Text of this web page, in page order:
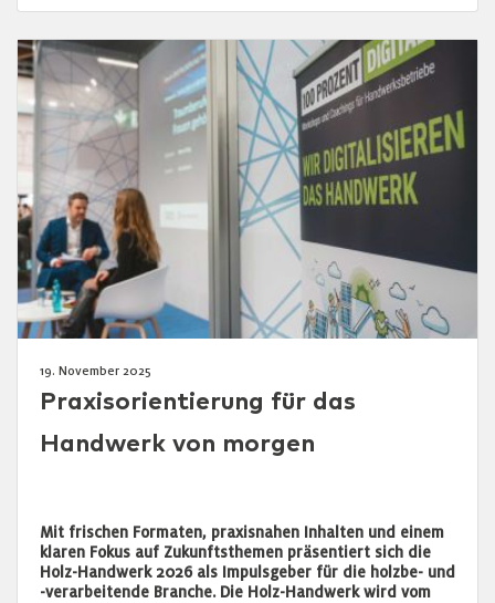
19. November 2025
Praxisorientierung für das
Handwerk von morgen
Mit frischen Formaten, praxisnahen Inhalten und einem
klaren Fokus auf Zukunftsthemen präsentiert sich die
Holz-Handwerk 2026 als Impulsgeber für die holzbe- und
-verarbeitende Branche. Die Holz-Handwerk wird vom